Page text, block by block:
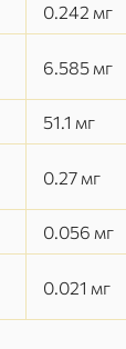
0.242 мг
6.585 мг
51.1 мг
0.27 мг
0.056 мг
0.021 мг